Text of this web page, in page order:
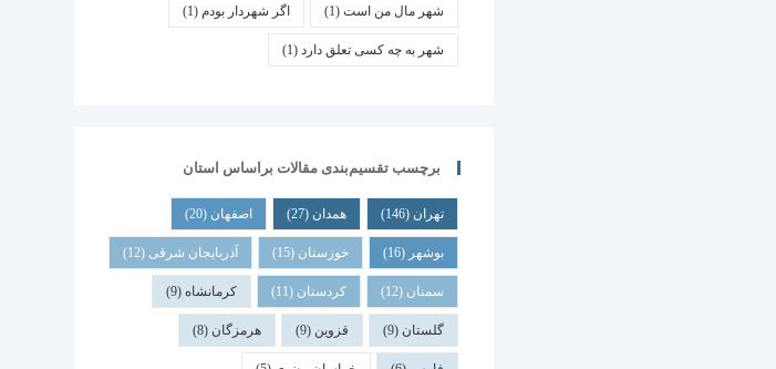
شهر مال من است(1) اگر شهردار بودم (1)
شهر به چه کسی تعلق دارد(1)
برچسب تقسیم‌بندی مقالات براساس استان
تهران (146) همدان (27) اصفهان (20)
بوشهر (16) خوزستان (15) آذربایجان شرقی (12)
سمنان (12) کردستان (11) کرمانشاه(9)
گلستان (9) قزوین (9) هرمزگان (8)